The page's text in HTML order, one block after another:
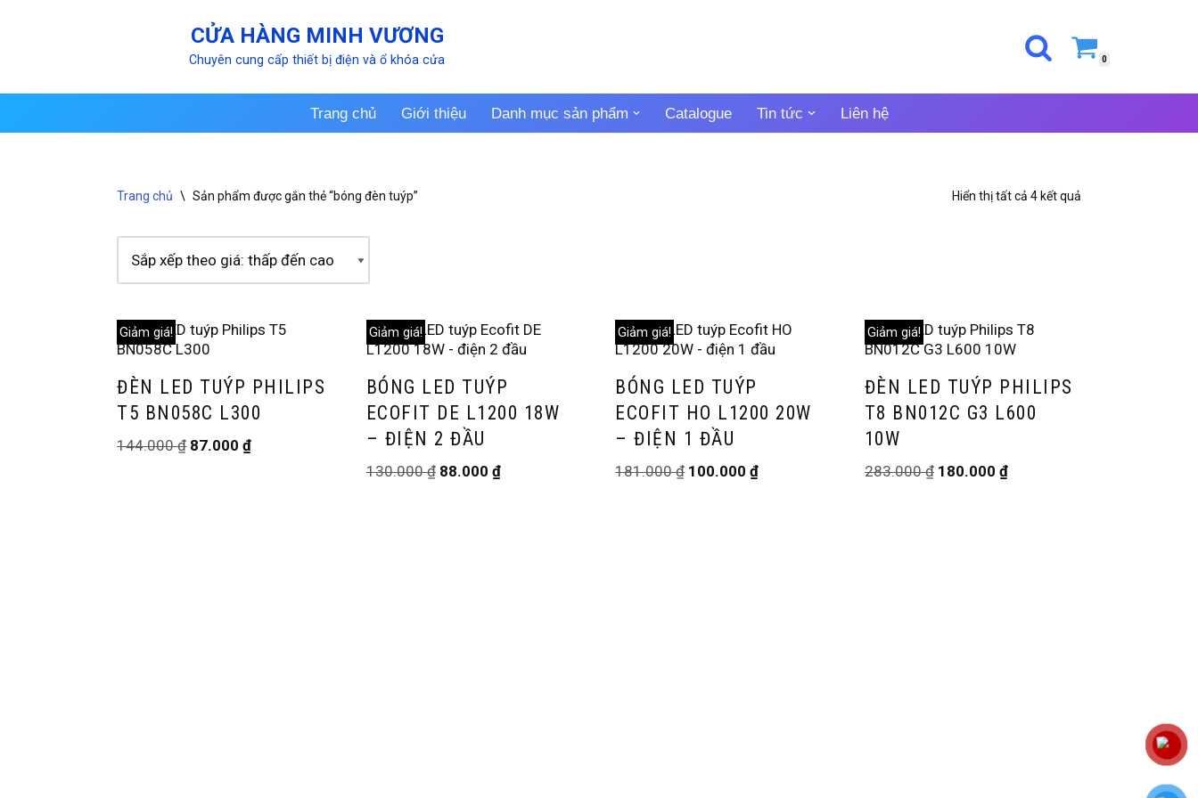
CỬA HÀNG MINH VƯƠNG
Chuyên cung cấp thiết bị điện và ổ khóa cửa 0
Trang chủ Giới thiệu Danh mục sản phẩm Catalogue Tin tức Liên hệ
Trang chủ \ Sản phẩm được gắn thẻ “bóng đèn tuýp” Hiển thị tất cả 4 kết quả
Giảm giá!
ĐÈN LED TUÝP PHILIPS
T5 BN058C L300
144.000₫ 87.000₫
Giảm giá!
BÓNG LED TUÝP
ECOFIT DE L1200 18W
– ĐIỆN 2 ĐẦU
130.000₫ 88.000 ₫
Giảm giá!
BÓNG LED TUÝP
ECOFIT HO L1200 20W
– ĐIỆN 1 ĐẦU
181.000₫ 100.000₫
Giảm giá!
ĐÈN LED TUÝP PHILIPS
T8 BN012C G3 L600
10W
283.000₫ 180.000 ₫